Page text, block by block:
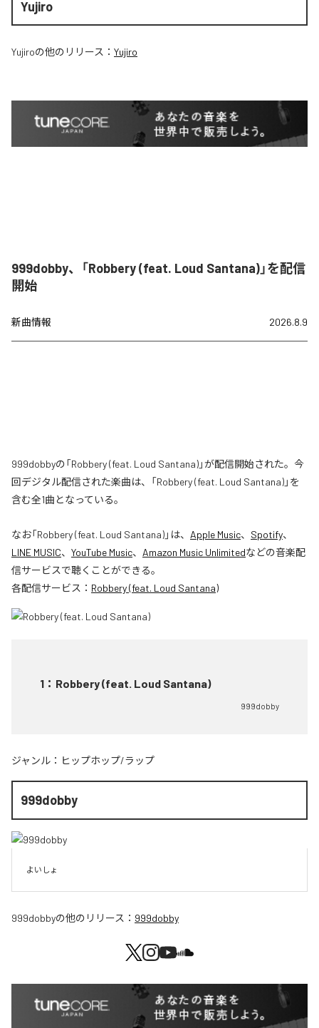
Yujiro
Yujiroの他のリリース： Yujiro
999dobby、「Robbery (feat. Loud Santana)」を配信
開始
新曲情報 2026.8.9
999dobbyの「Robbery (feat. Loud Santana)」が配信開始された。今
回デジタル配信された楽曲は、「Robbery (feat. Loud Santana)」を
含む全1曲となっている。
なお「Robbery (feat. Loud Santana)」は、 Apple Music、 Spotify、
LINE MUSIC、 YouTube Music、 Amazon Music Unlimitedなどの音楽配
信サービスで聴くことができる。
各配信サービス： Robbery (feat. Loud Santana)
1 ： Robbery (feat. Loud Santana)
999dobby
ジャンル： ヒップホップ/ラップ
999dobby
よいしょ
999dobbyの他のリリース： 999dobby